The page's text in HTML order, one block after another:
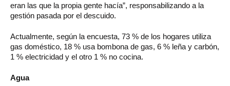
eran las que la propia gente hacía”, responsabilizando a la
gestión pasada por el descuido.
Actualmente, según la encuesta, 73 % de los hogares utiliza
gas doméstico, 18 % usa bombona de gas, 6 % leña y carbón,
1 % electricidad y el otro 1 % no cocina.
Agua